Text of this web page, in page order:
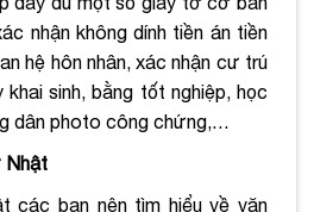
nhận không dính tiền án tiền
hệ hôn nhân, xác nhận cư trú
sinh, bằng tốt nghiệp, học
dân photo công chứng,…
Nhật
các bạn nên tìm hiểu về văn